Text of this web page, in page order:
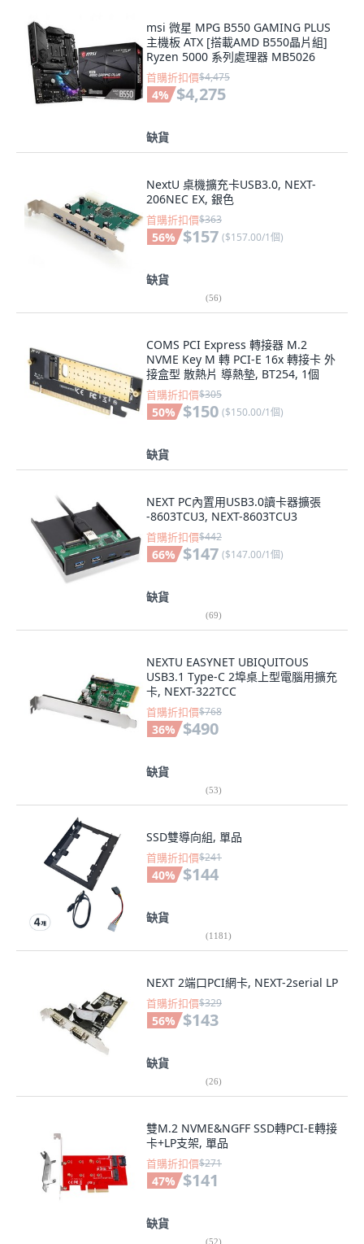
msi 微星 MPG B550 GAMING PLUS
主機板 ATX [搭載AMD B550晶片組]
Ryzen 5000 系列處理器 MB5026
首購折扣價$4,475
4% $4,275
缺貨
NextU 桌機擴充卡USB3.0, NEXT-
206NEC EX, 銀色
首購折扣價$363
56% $157 ($157.00/1個)
缺貨
(56)
COMS PCI Express 轉接器 M.2
NVME Key M 轉 PCI-E 16x 轉接卡 外
接盒型 散熱片 導熱墊, BT254, 1個
首購折扣價$305
50% $150 ($150.00/1個)
缺貨
NEXT PC內置用USB3.0讀卡器擴張
-8603TCU3, NEXT-8603TCU3
首購折扣價$442
66% $147 ($147.00/1個)
缺貨
(69)
NEXTU EASYNET UBIQUITOUS
USB3.1 Type-C 2埠桌上型電腦用擴充
卡, NEXT-322TCC
首購折扣價$768
36% $490
缺貨
(53)
SSD雙導向組, 單品
首購折扣價$241
40% $144
缺貨
(1181)
NEXT 2端口PCI網卡, NEXT-2serial LP
首購折扣價$329
56% $143
缺貨
(26)
雙M.2 NVME&NGFF SSD轉PCI-E轉接
卡+LP支架, 單品
首購折扣價$271
47% $141
缺貨
(52)